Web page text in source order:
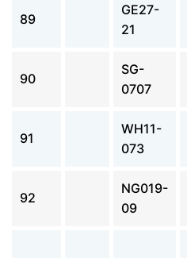
89
GE27-
21
90
SG-
0707
91
WH11-
073
92
NG019-
09